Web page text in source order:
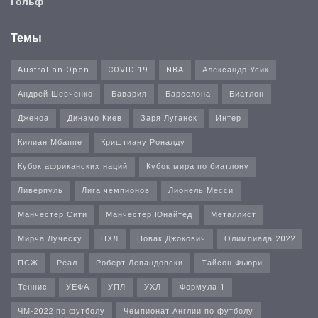
Темы
Australian Open COVID-19 NBA
Александр Усик
Андрей Шевченко
Бавария Барселона
Биатлон
Дженоа
Динамо Киев Заря Луганск
Интер
Килиан Мбаппе
Криштиану Роналду
Кубок африканских наций
Кубок мира по биатлону
Ливерпуль
Лига чемпионов
Лионель Месси
Манчестер Сити
Манчестер Юнайтед
Металлист
Мирча Луческу
НХЛ Новак Джокович
Олимпиада 2022
ПСЖ
Реал Роберт Левандовски
Тайсон Фьюри
Теннис
УЕФА УПЛ УХЛ
Формула-1
ЧМ-2022 по футболу
Чемпионат Англии по футболу